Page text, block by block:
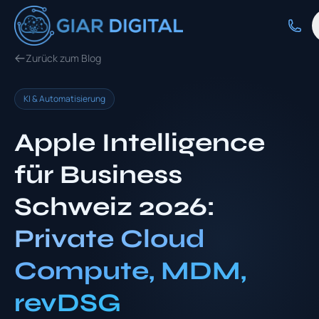
Zurück zum Blog
KI & Automatisierung
Apple Intelligence
für Business
Schweiz 2026:
Private Cloud
Compute, MDM,
revDSG